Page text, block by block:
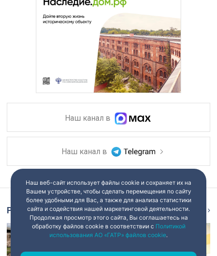
Наш канал в
Наш канал в
Репортаж
Наш веб-сайт использует файлы cookie и сохраняет их на
Вашем устройстве, чтобы сделать перемещения по сайту
более удобными для Вас, а также для анализа статистики
сайта и содействия нашей маркетинговой деятельности.
Продолжая просмотр этого сайта, Вы соглашаетесь на
обработку файлов cookie в соответствии с Политикой
использования АО «ГАТР» файлов cookie.